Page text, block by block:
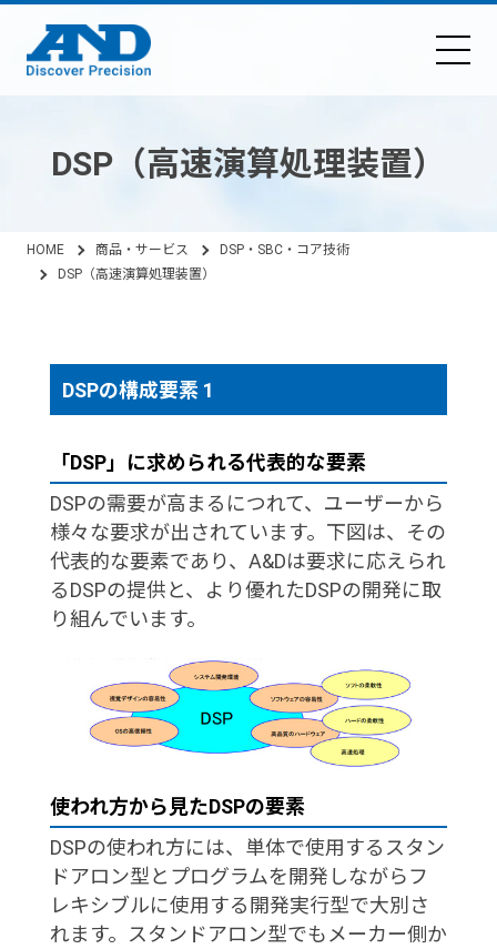
DSP（高速演算処理装置）
HOME 商品・サービス
DSP・SBC・コア技術
DSP（高速演算処理装置）
DSPの構成要素 1
「DSP」に求められる代表的な要素
DSPの需要が高まるにつれて、ユーザーから
様々な要求が出されています。下図は、その
代表的な要素であり、A&Dは要求に応えられ
るDSPの提供と、より優れたDSPの開発に取
り組んでいます。
使われ方から見たDSPの要素
DSPの使われ方には、単体で使用するスタン
ドアロン型とプログラムを開発しながらフ
レキシブルに使用する開発実行型で大別さ
れます。スタンドアロン型でもメーカー側か